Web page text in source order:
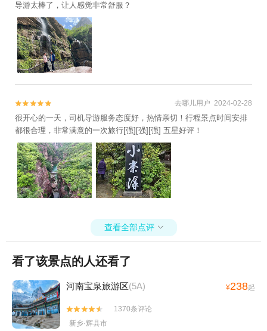
导游太棒了，让人感觉非常舒服？

 去哪儿用户 2024-02-28
很开心的一天，司机导游服务态度好，热情亲切！行程景点时间安排
都很合理，非常满意的一次旅行[强][强][强] 五星好评！
查看全部点评 
看了该景点的人还看了
河南宝泉旅游区(5A) ¥238起


1370条评论
新乡·辉县市